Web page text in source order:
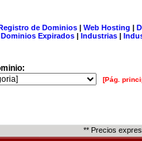
de Dominios| Web Hosting |
Dominios Expirados | Industrias |
[Pág.
** Precios